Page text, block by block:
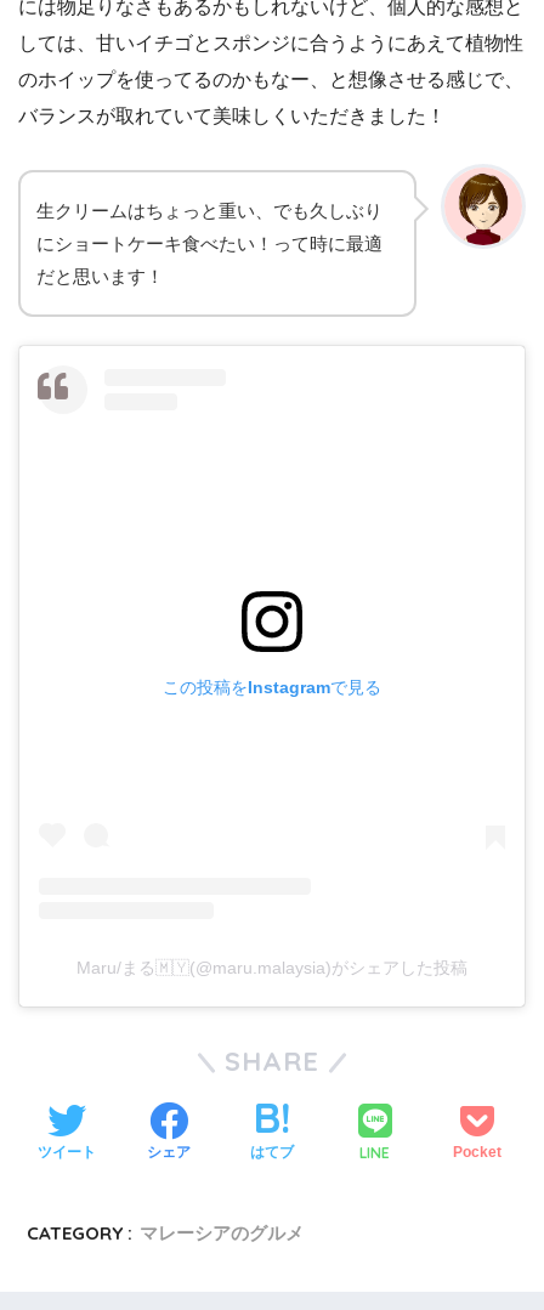
には物足りなさもあるかもしれないけど、個人的な感想と
しては、甘いイチゴとスポンジに合うようにあえて植物性
のホイップを使ってるのかもなー、と想像させる感じで、
バランスが取れていて美味しくいただきました！
生クリームはちょっと重い、でも久しぶり
にショートケーキ食べたい！って時に最適
だと思います！
この投稿をInstagramで見る
Maru/まる🇲🇾(@maru.malaysia)がシェアした投稿
SHARE
ツイート シェア はてブ LINE Pocket
CATEGORY : マレーシアのグルメ